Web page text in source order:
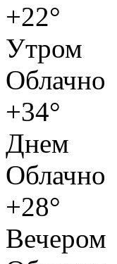
+22°
Утром
Облачно
+34°
Днем
Облачно
+28°
Вечером